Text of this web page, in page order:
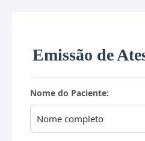
Emissão de
Nome do Paciente: